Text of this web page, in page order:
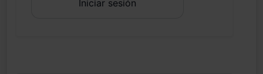
Iniciar sesión